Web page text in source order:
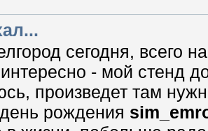
сегодня, всего
интересно - мой стенд
произведет там
рождения